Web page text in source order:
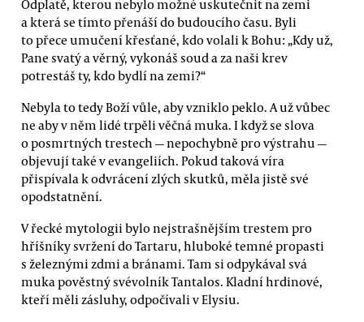
Odplatě, kterou nebylo možné uskutečnit na zemi
a která se tímto přenáší do budoucího času. Byli
to přece umučení křesťané, kdo volali k Bohu: „Kdy už,
Pane svatý a věrný, vykonáš soud a za naši krev
potrestáš ty, kdo bydlí na zemi?“
Nebyla to tedy Boží vůle, aby vzniklo peklo. A už vůbec
ne aby v něm lidé trpěli věčná muka. I když se slova
o posmrtných trestech — nepochybně pro výstrahu —
objevují také v evangeliích. Pokud taková víra
přispívala k odvrácení zlých skutků, měla jistě své
opodstatnění.
V řecké mytologii bylo nejstrašnějším trestem pro
hříšníky svržení do Tartaru, hluboké temné propasti
s železnými zdmi a bránami. Tam si odpykával svá
muka pověstný svévolník Tantalos. Kladní hrdinové,
kteří měli zásluhy, odpočívali v Elysiu.